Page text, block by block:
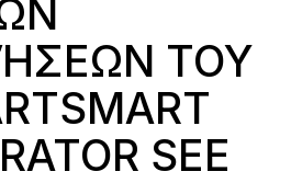
ΤΟΥ
SEE